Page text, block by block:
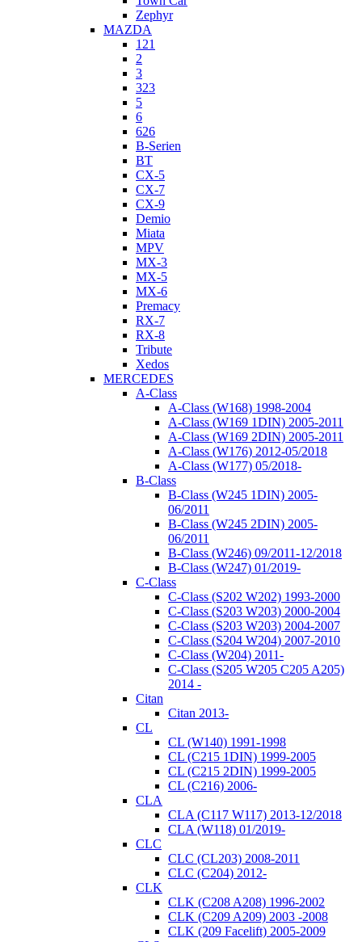
Zephyr
MAZDA
121
2
3
323
5
6
626
B-Serien
BT
CX-5
CX-7
CX-9
Demio
Miata
MPV
MX-3
MX-5
MX-6
Premacy
RX-7
RX-8
Tribute
Xedos
MERCEDES
A-Class
A-Class (W168) 1998-2004
A-Class (W169 1DIN) 2005-2011
A-Class (W169 2DIN) 2005-2011
A-Class (W176) 2012-05/2018
A-Class (W177) 05/2018-
B-Class
B-Class (W245 1DIN) 2005-
06/2011
B-Class (W245 2DIN) 2005-
06/2011
B-Class (W246) 09/2011-12/2018
B-Class (W247) 01/2019-
C-Class
C-Class (S202 W202) 1993-2000
C-Class (S203 W203) 2000-2004
C-Class (S203 W203) 2004-2007
C-Class (S204 W204) 2007-2010
C-Class (W204) 2011-
C-Class (S205 W205 C205 A205)
2014 -
Citan
Citan 2013-
CL
CL (W140) 1991-1998
CL (C215 1DIN) 1999-2005
CL (C215 2DIN) 1999-2005
CL (C216) 2006-
CLA
CLA (C117 W117) 2013-12/2018
CLA (W118) 01/2019-
CLC
CLC (CL203) 2008-2011
CLC (C204) 2012-
CLK
CLK (C208 A208) 1996-2002
CLK (C209 A209) 2003 -2008
CLK (209 Facelift) 2005-2009